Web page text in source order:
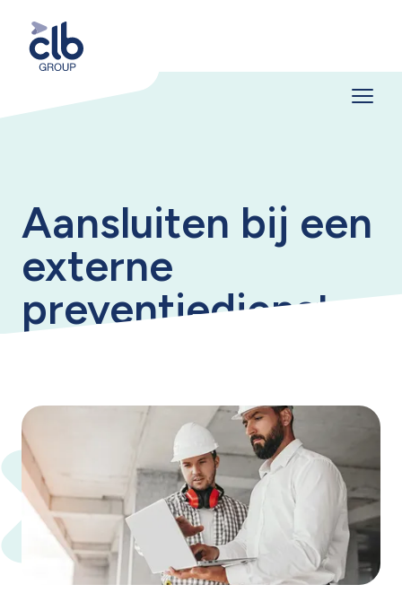
Aansluiten bij een
externe
preventiedienst